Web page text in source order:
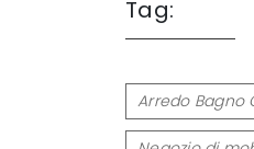
Tag:
Arredo Bagno